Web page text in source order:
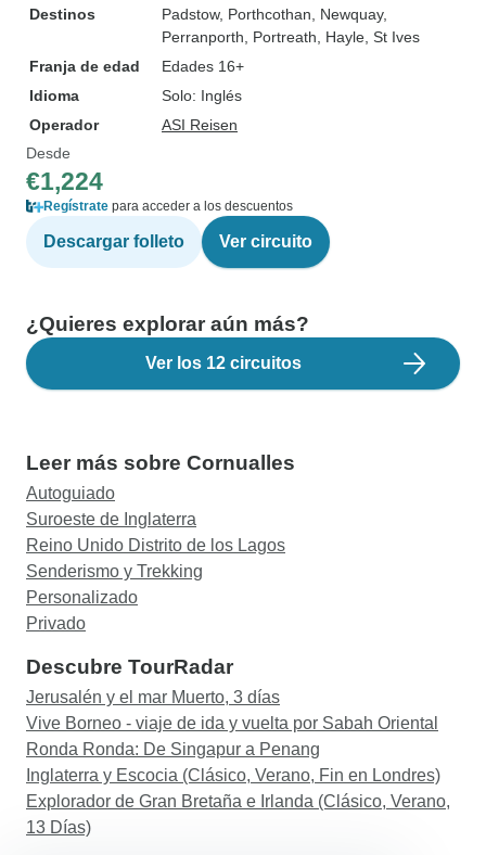
Destinos
Padstow, Porthcothan , Newquay,
Perranporth , Portreath , Hayle , St Ives
Franja de edad
Edades 16+
Idioma
Solo: Inglés
Operador
ASI Reisen
Desde
€1,224
Regístrate para acceder a los descuentos
Descargar folleto Ver circuito
¿Quieres explorar aún más?
Ver los 12 circuitos
Leer más sobre Cornualles
Autoguiado
Suroeste de Inglaterra
Reino Unido Distrito de los Lagos
Senderismo y Trekking
Personalizado
Privado
Descubre TourRadar
Jerusalén y el mar Muerto, 3 días
Vive Borneo - viaje de ida y vuelta por Sabah Oriental
Ronda Ronda: De Singapur a Penang
Inglaterra y Escocia (Clásico, Verano, Fin en Londres)
Explorador de Gran Bretaña e Irlanda (Clásico, Verano,
13 Días)